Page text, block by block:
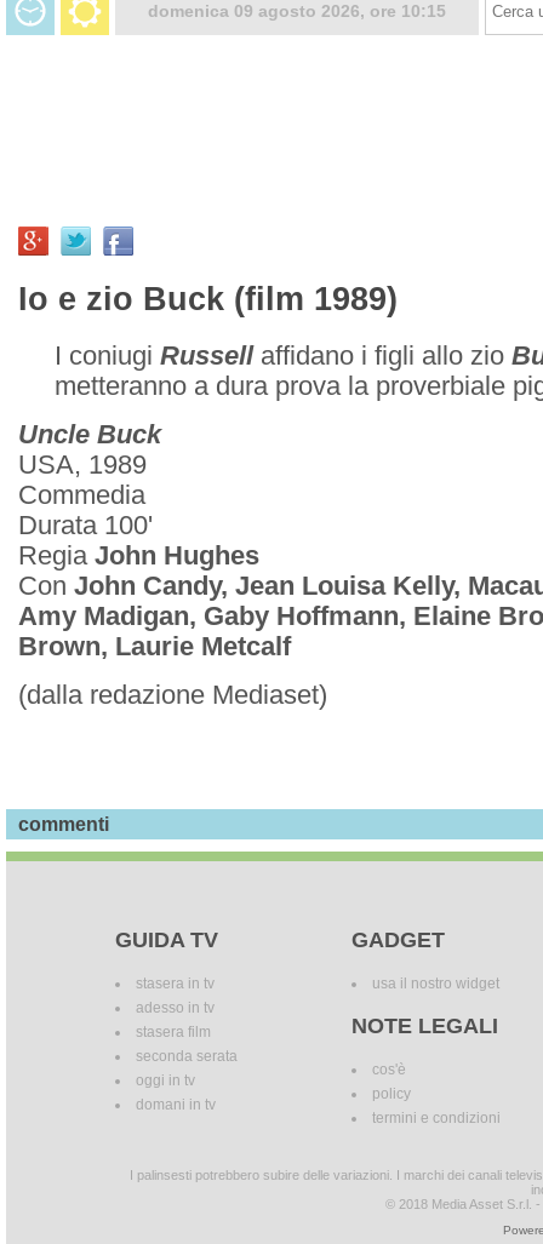
domenica 09 agosto 2026, ore 10:15
Io e zio Buck (film 1989)
I coniugi Russellaffidano i figli allo zio
metteranno a dura prova la proverbiale
Uncle Buck
USA, 1989
Commedia
Durata 100'
Regia John Hughes
Con John Candy, Jean Louisa Kelly,
Amy Madigan, Gaby Hoffmann, Elaine
Brown, Laurie Metcalf
(dalla redazione Mediaset)
commenti
GUIDA TV
stasera in tv
adesso in tv
stasera film
seconda serata
oggi in tv
domani in tv
GADGET
usa il nostro widget
NOTE LEGALI
cos'è
policy
termini e condizioni
I palinsesti potrebbero subire delle variazioni. I marchi dei canali
© 2018 Media Asset S.r.l.